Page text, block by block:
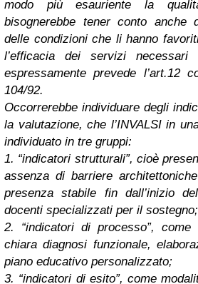
modo più esauriente la
bisognerebbe tener conto anche
delle condizioni che li hanno
l’efficacia dei servizi necessari
espressamente prevede l’art.12
104/92.
Occorrerebbe individuare degli
la valutazione, che l’INVALSI in
individuato in tre gruppi:
1. “indicatori strutturali”, cioè
assenza di barriere
presenza stabile fin dall’inizio
docenti specializzati per il sostegno;
2. “indicatori di processo”, come
chiara diagnosi funzionale,
piano educativo personalizzato;
3. “indicatori di esito”, come